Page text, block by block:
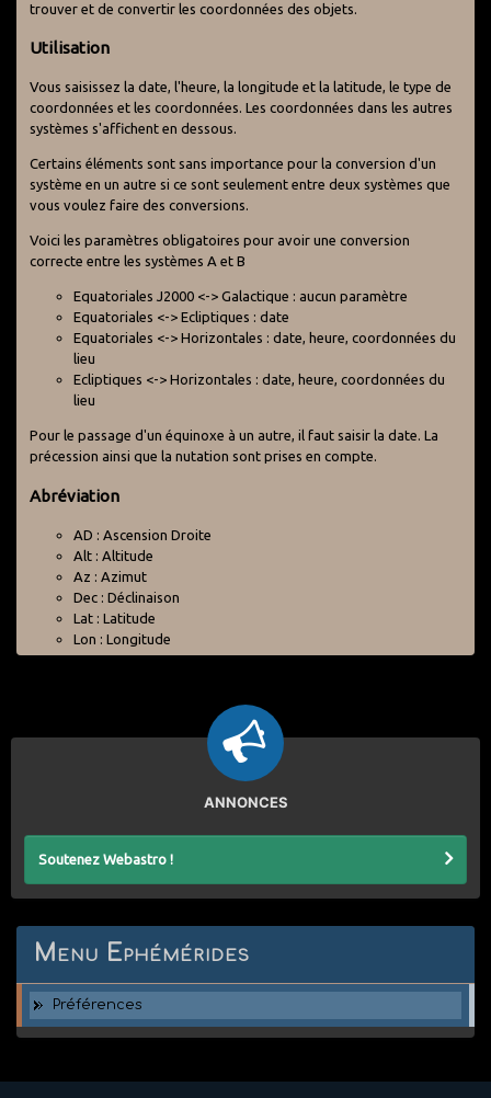
trouver et de convertir les coordonnées des objets.
Utilisation
Vous saisissez la date, l'heure, la longitude et la latitude, le type de
coordonnées et les coordonnées. Les coordonnées dans les autres
systèmes s'affichent en dessous.
Certains éléments sont sans importance pour la conversion d'un
système en un autre si ce sont seulement entre deux systèmes que
vous voulez faire des conversions.
Voici les paramètres obligatoires pour avoir une conversion
correcte entre les systèmes A et B
Equatoriales J2000 <-> Galactique : aucun paramètre
Equatoriales <-> Ecliptiques : date
Equatoriales <-> Horizontales : date, heure, coordonnées du
lieu
Ecliptiques <-> Horizontales : date, heure, coordonnées du
lieu
Pour le passage d'un équinoxe à un autre, il faut saisir la date. La
précession ainsi que la nutation sont prises en compte.
Abréviation
AD : Ascension Droite
Alt : Altitude
Az : Azimut
Dec : Déclinaison
Lat : Latitude
Lon : Longitude
ANNONCES
Soutenez Webastro !
Menu Ephémérides
Préférences